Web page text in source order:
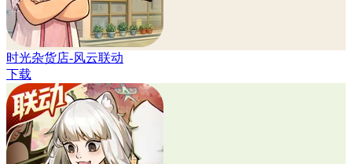
时光杂货店-风云联动
下载